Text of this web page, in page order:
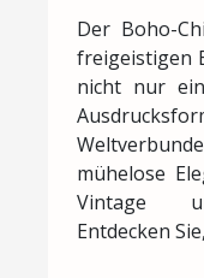
Der Boho-
freigeistigen
nicht nur
mühelose
Vintage
Entdecken